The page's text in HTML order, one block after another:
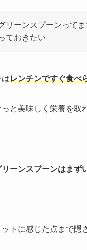
リーンスプーンって
ておきたい
はレンチンですぐ食べ
と美味しく栄養を取
リーンスプーンはまず
トに感じた点まで隠